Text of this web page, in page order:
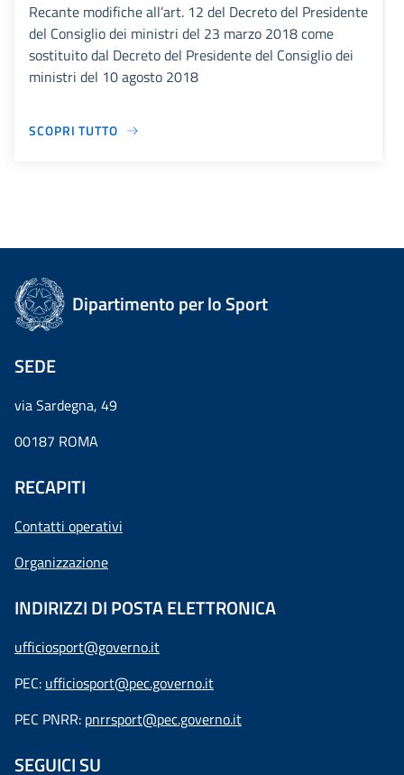
Recante modifiche all’art. 12 del Decreto del Presidente
del Consiglio dei ministri del 23 marzo 2018 come
sostituito dal Decreto del Presidente del Consiglio dei
ministri del 10 agosto 2018
SCOPRI TUTTO
Dipartimento per lo Sport
SEDE
via Sardegna, 49
00187 ROMA
RECAPITI
Contatti operativi
Organizzazione
INDIRIZZI DI POSTA ELETTRONICA
ufficiosport@governo.it
PEC: ufficiosport@pec.governo.it
PEC PNRR: pnrrsport@pec.governo.it
SEGUICI SU